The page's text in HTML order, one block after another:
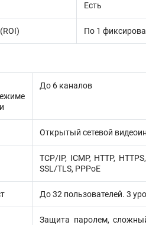
Есть
По 1
До 6 каналов
Открытый сетевой
TCP/IP, ICMP, HTTP,
SSL/TLS, PPPoE
До 32 пользователей. 3
Защита паролем,